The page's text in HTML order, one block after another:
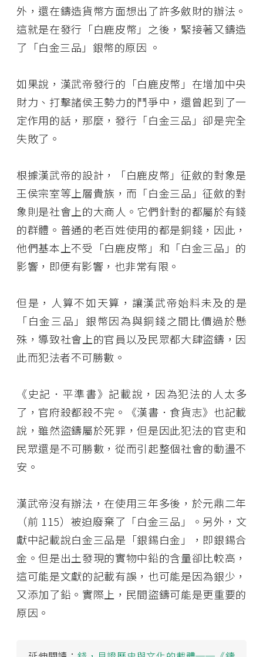
外，還在鑄造貨幣方面想出了許多斂財的辦法。
這就是在發行「白鹿皮幣」之後，緊接著又鑄造
了「白金三品」銀幣的原因 。
如果說，漢武帝發行的「白鹿皮幣」在增加中央
財力、打擊諸侯王勢力的鬥爭中，還曾起到了一
定作用的話，那麼，發行「白金三品」卻是完全
失敗了。
根據漢武帝的設計，「白鹿皮幣」征斂的對象是
王侯宗室等上層貴族，而「白金三品」征斂的對
象則是社會上的大商人。它們針對的都屬於有錢
的群體。普通的老百姓使用的都是銅錢，因此，
他們基本上不受「白鹿皮幣」和「白金三品」的
影響，即便有影響，也非常有限。
但是，人算不如天算，讓漢武帝始料未及的是
「白金三品」銀幣因為與銅錢之間比價過於懸
殊，導致社會上的官員以及民眾都大肆盜鑄，因
此而犯法者不可勝數。
《史記．平準書》記載說，因為犯法的人太多
了，官府殺都殺不完。《漢書．食貨志》也記載
說，雖然盜鑄屬於死罪，但是因此犯法的官吏和
民眾還是不可勝數，從而引起整個社會的動盪不
安。
漢武帝沒有辦法，在使用三年多後，於元鼎二年
（前 115）被迫廢棄了「白金三品」。另外，文
獻中記載說白金三品是「銀錫白金」，即銀錫合
金。但是出土發現的實物中鉛的含量卻比較高，
這可能是文獻的記載有誤，也可能是因為銀少，
又添加了鉛。實際上，民間盜鑄可能是更重要的
原因。